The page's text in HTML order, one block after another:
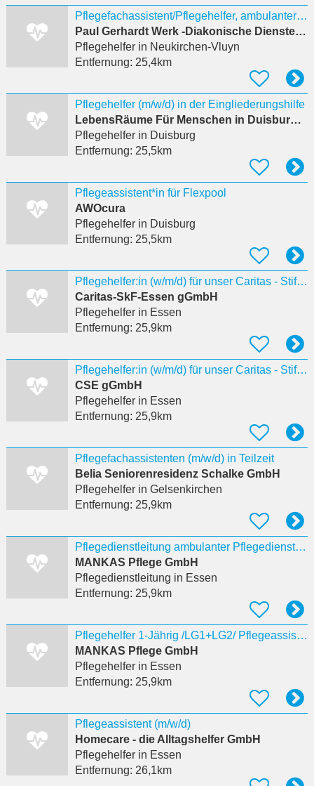
Pflegefachassistent/Pflegehelfer, ambulanter Pflegedienst, Teilzeit, unbefristet (w/m/d)
Paul Gerhardt Werk -Diakonische Dienste- gGmbH - Verwaltungsgebäude
Pflegehelferin Neukirchen-Vluyn
Entfernung: 25,4km
Pflegehelfer (m/w/d) in der Eingliederungshilfe
LebensRäume Für Menschen in Duisburg gGmbH
Pflegehelferin Duisburg
Entfernung: 25,5km
Pflegeassistent*in für Flexpool
AWOcura
Pflegehelferin Duisburg
Entfernung: 25,5km
Pflegehelfer:in (w/m/d) für unser Caritas - Stift Lambertus in Teilzeit
Caritas-SkF-Essen gGmbH
Pflegehelferin Essen
Entfernung: 25,9km
Pflegehelfer:in (w/m/d) für unser Caritas - Stift Lambertus in Teilzeit
CSE gGmbH
Pflegehelferin Essen
Entfernung: 25,9km
Pflegefachassistenten (m/w/d) in Teilzeit
Belia Seniorenresidenz Schalke GmbH
Pflegehelferin Gelsenkirchen
Entfernung: 25,9km
Pflegedienstleitung ambulanter Pflegedienst (m/w/d) in Essen
MANKAS Pflege GmbH
Pflegedienstleitung in Essen
Entfernung: 25,9km
Pflegehelfer 1-Jährig /LG1+LG2/ Pflegeassistent (m/w/d) ambulanter Pflegedienst Essen
MANKAS Pflege GmbH
Pflegehelferin Essen
Entfernung: 25,9km
Pflegeassistent (m/w/d)
Homecare - die Alltagshelfer GmbH
Pflegehelferin Essen
Entfernung: 26,1km